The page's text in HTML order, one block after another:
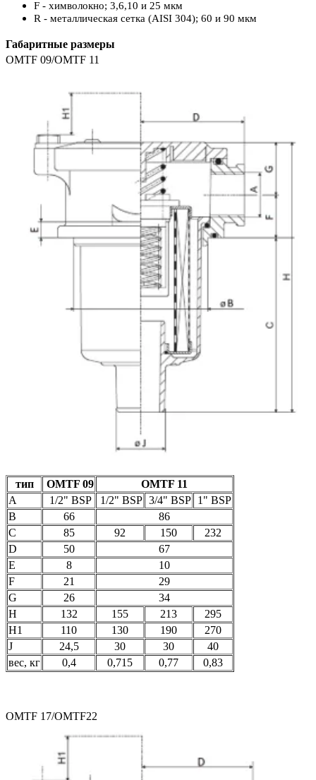
F - химволокно; 3,6,10 и 25 мкм
R - металлическая сетка (AISI 304); 60 и 90 мкм
Габаритные размеры
OMTF 09/OMTF 11
тип OMTF 09
OMTF 11
A
1/2" BSP 1/2" BSP 3/4" BSP 1" BSP
B
66
86
C
85 92 150
232
D
50
67
E
8
10
F
21
29
G
26
34
H
132 155 213
295
H1
110 130 190
270
J
24,5 30 30
40
вес, кг
0,4 0,715 0,77 0,83
OMTF 17/OMTF22